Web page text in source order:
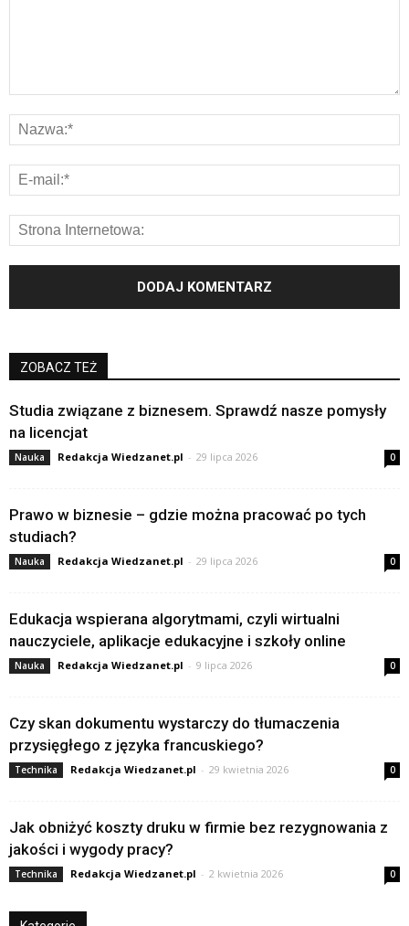
ZOBACZ TEŻ
Studia związane z biznesem. Sprawdź nasze pomysły
na licencjat
Nauka Redakcja Wiedzanet.pl - 29 lipca 2026 0
Prawo w biznesie – gdzie można pracować po tych
studiach?
Nauka Redakcja Wiedzanet.pl - 29 lipca 2026 0
Edukacja wspierana algorytmami, czyli wirtualni
nauczyciele, aplikacje edukacyjne i szkoły online
Nauka Redakcja Wiedzanet.pl - 9 lipca 2026 0
Czy skan dokumentu wystarczy do tłumaczenia
przysięgłego z języka francuskiego?
Technika Redakcja Wiedzanet.pl - 29 kwietnia 2026 0
Jak obniżyć koszty druku w firmie bez rezygnowania z
jakości i wygody pracy?
Technika Redakcja Wiedzanet.pl - 2 kwietnia 2026 0